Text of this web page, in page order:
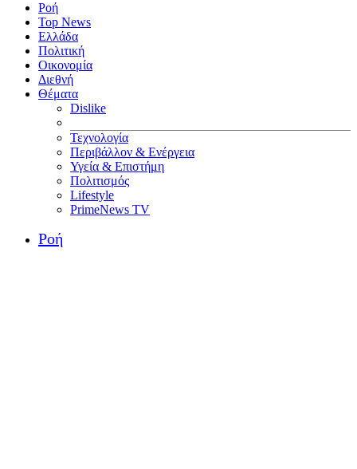
Ροή
Top News
Ελλάδα
Πολιτική
Οικονομία
Διεθνή
Θέματα
Dislike
Τεχνολογία
Περιβάλλον & Ενέργεια
Υγεία & Επιστήμη
Πολιτισμός
Lifestyle
PrimeNews TV
Ροή